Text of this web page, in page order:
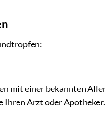
mit einer bekannten
Ihren Arzt oder Apotheker.